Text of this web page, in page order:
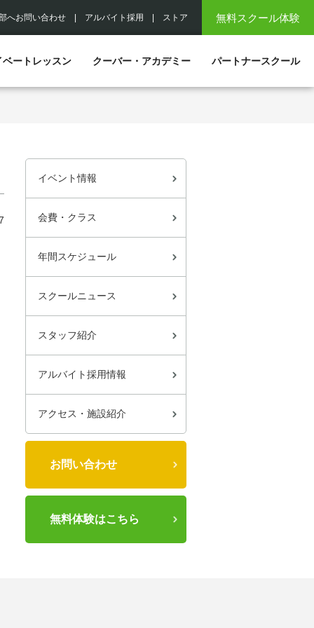
無料スクール体験
へお問い合わせ アルバイト採用 ストア
ベートレッスン クーバー・アカデミー パートナースクール
イベント情報
会費・クラス
年間スケジュール
スクールニュース
スタッフ紹介
アルバイト採用情報
アクセス・施設紹介
お問い合わせ
無料体験はこちら